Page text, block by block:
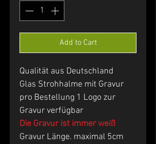
Add to Cart
Qualität aus Deutschland
Glas Strohhalme mit Gravur
pro Bestellung 1 Logo zur
Gravur verfügbar
Die Gravur ist immer weiß
Gravur Länge. maximal 5cm